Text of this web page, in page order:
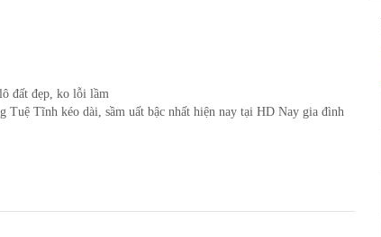
đất đẹp, ko lỗi lầm
Tĩnh kéo dài, sầm uất bậc nhất hiện nay tại HD Nay gia đình